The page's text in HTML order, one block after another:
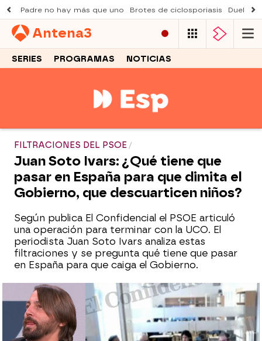
Padre no hay más que uno Brotes de ciclosporiasis Duelo
Antena3
SERIES PROGRAMAS NOTICIAS
FILTRACIONES DEL PSOE
Juan Soto Ivars: ¿Qué tiene que
pasar en España para que dimita el
Gobierno, que descuarticen niños?
Según publica El Confidencial el PSOE articuló
una operación para terminar con la UCO. El
periodista Juan Soto Ivars analiza estas
filtraciones y se pregunta qué tiene que pasar
en España para que caiga el Gobierno.
El director de El Mundo reconoce que
algunos de los mensajes de altos cargos
del PSOE que aún tienen en su poder
podrían ser delictivos